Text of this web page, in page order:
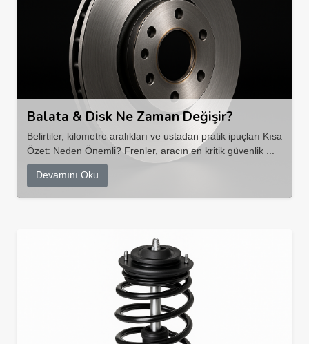
Balata & Disk Ne Zaman Değişir?
Belirtiler, kilometre aralıkları ve ustadan pratik ipuçları Kısa
Özet: Neden Önemli? Frenler, aracın en kritik güvenlik ...
Devamını Oku